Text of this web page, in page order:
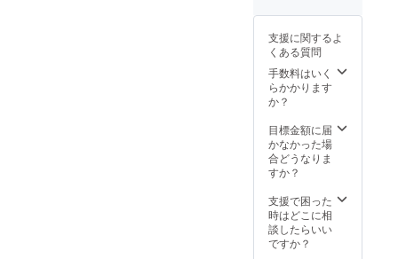
だけま
せん。
※未成年
者の飲
酒は法
律で禁
す。 ※
クール
便送料
りま
す。
認くだ
※お届け
時期は
前後す
る可能
す。
※20歳未
満の方
だけま
せん。
※未成年
者の飲
シャツ
ンはイ
メージ
です。
※原材料
及び添
の食品
表示は
お届け
商品の
に表記
されま
す。 商
品開封
支援に関するよ
くある質問
手数料はいく
らかかります
か？
目標金額に届
かなかった場
合どうなりま
すか？
支援で困った
時はどこに相
談したらいい
ですか？